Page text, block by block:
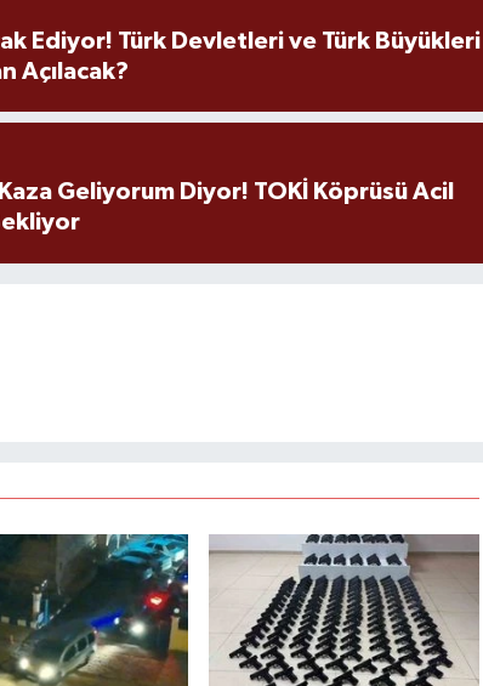
Ediyor! Türk Devletleri ve Türk Büyükleri
Açılacak?
Geliyorum Diyor! TOKİ Köprüsü Acil